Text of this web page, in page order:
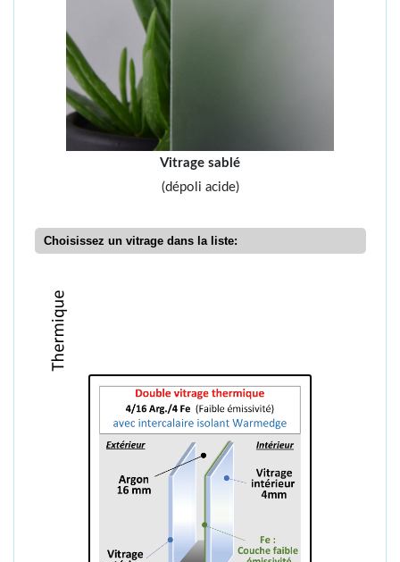
Vitrage sablé
(dépoli acide)
Choisissez un vitrage dans la liste: